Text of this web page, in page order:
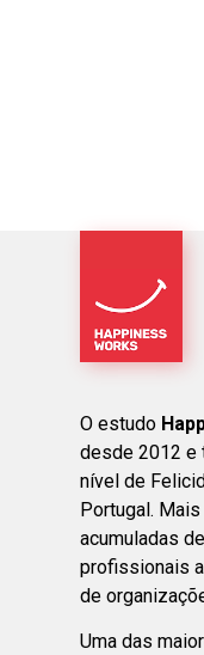
O estudo
desde 2012 e
nível de
Portugal.
acumuladas
profissionais
de
Uma das